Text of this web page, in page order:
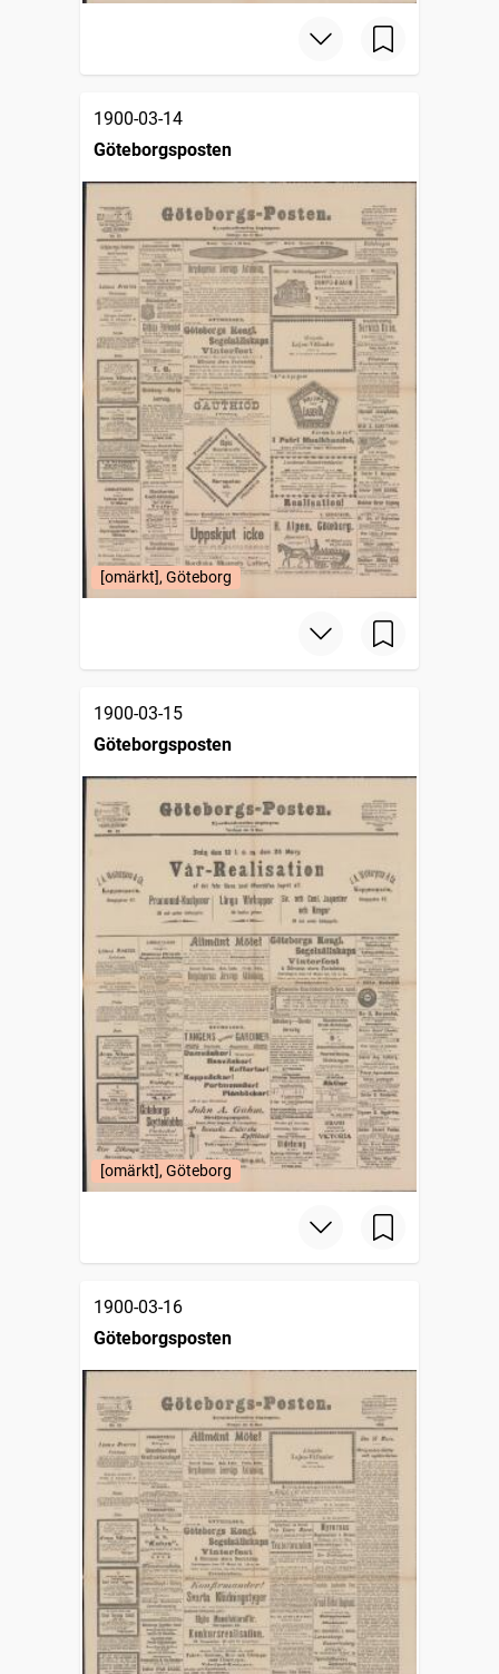
1900-03-14
Göteborgsposten
[omärkt], Göteborg
1900-03-15
Göteborgsposten
[omärkt], Göteborg
1900-03-16
Göteborgsposten